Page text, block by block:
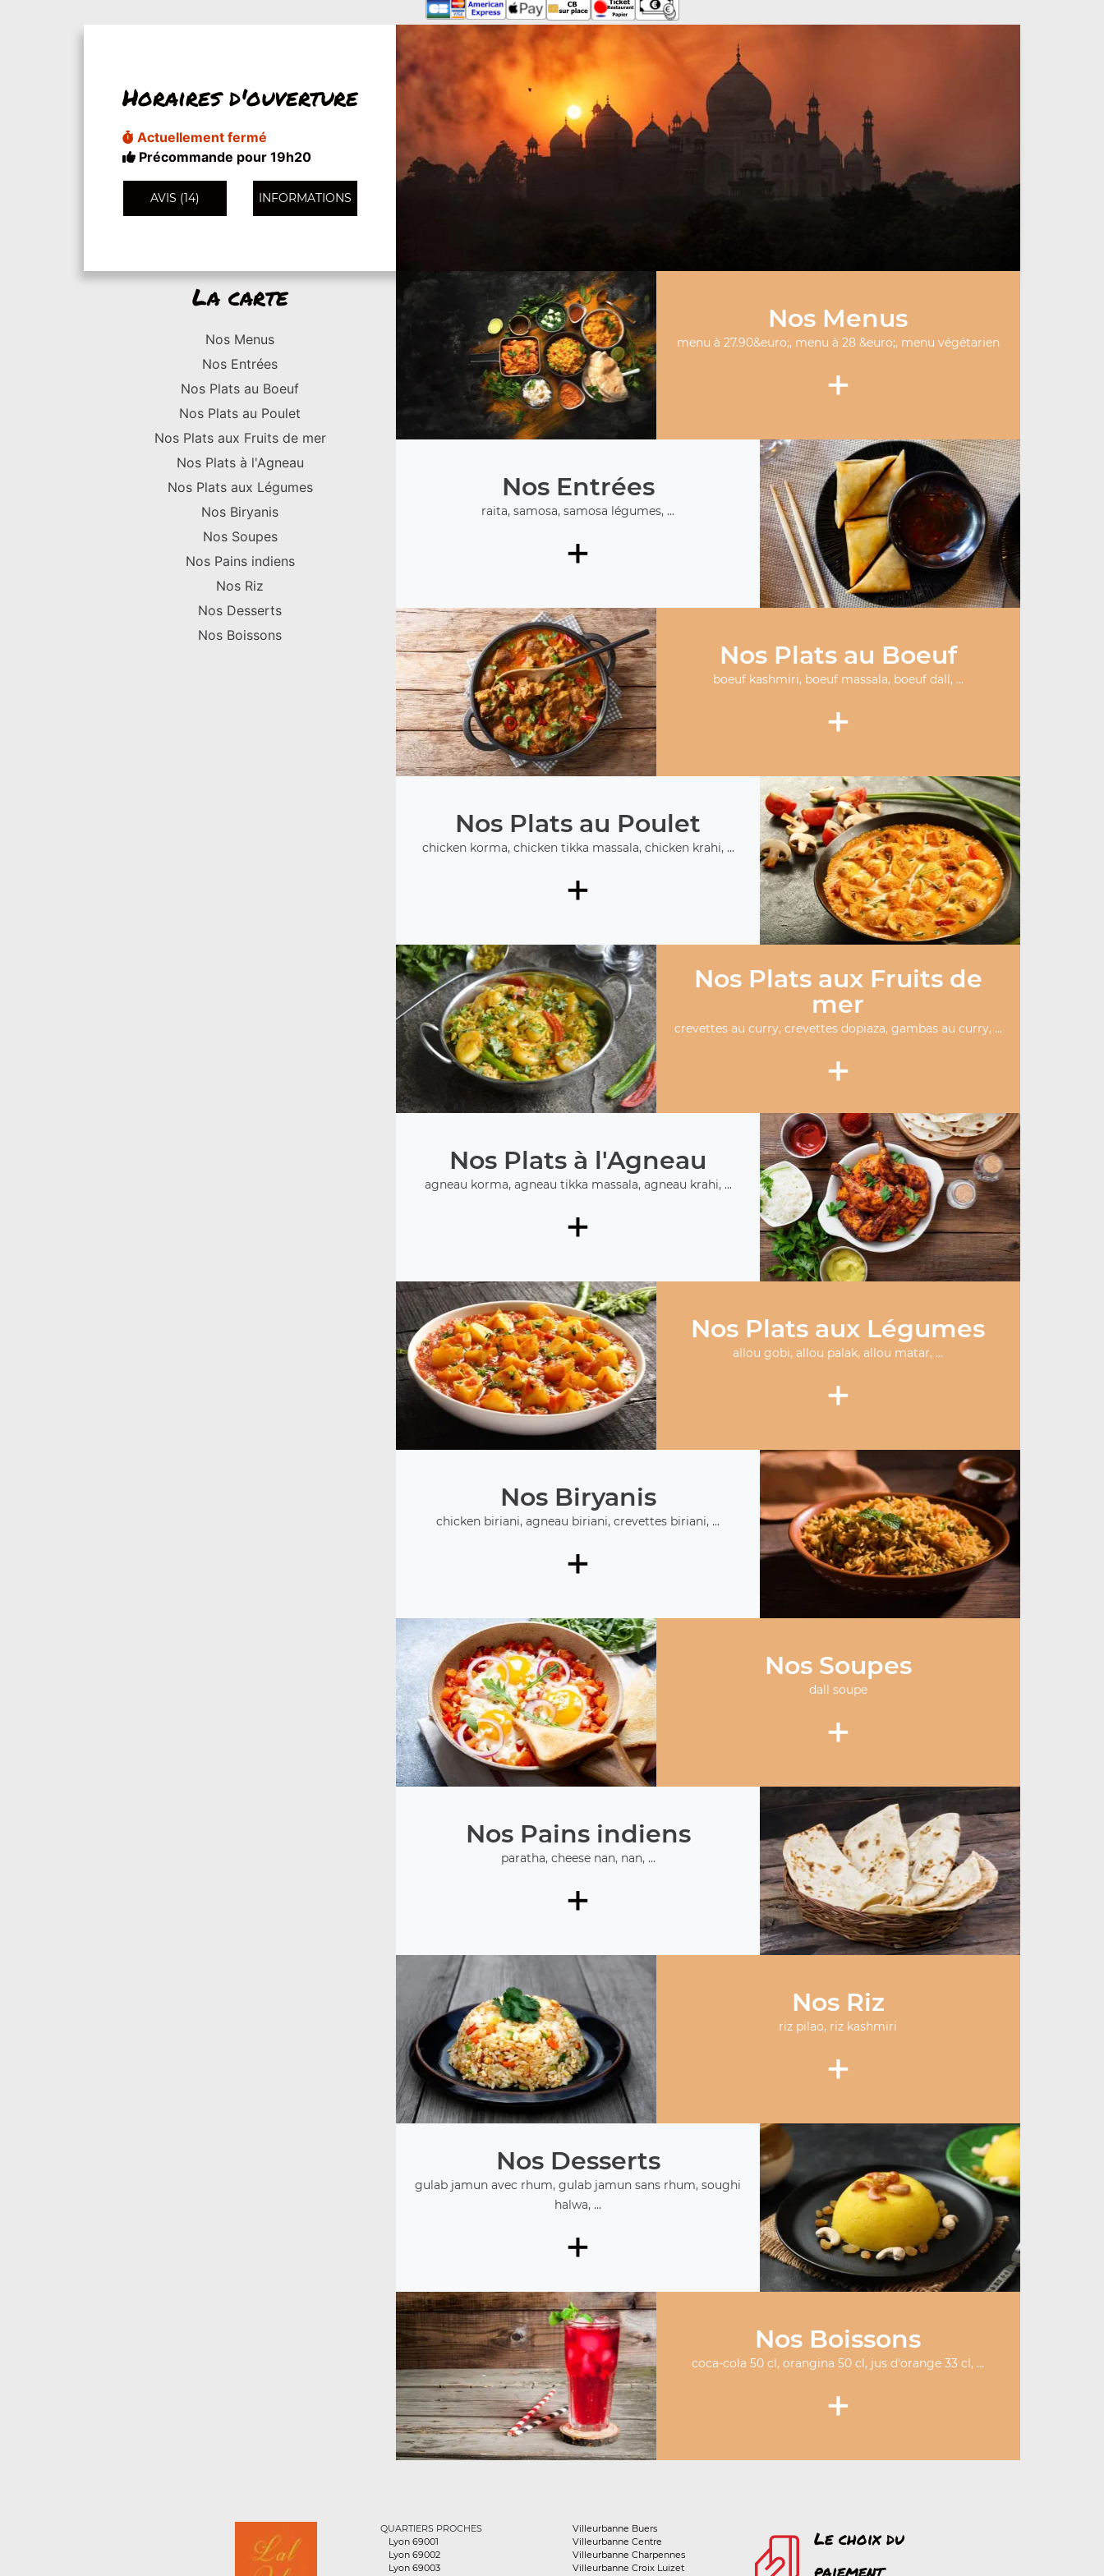
Horaires d'ouverture
Actuellement fermé
Précommande pour 19h20
AVIS (14) INFORMATIONS
La carte
Nos Menus
Nos Entrées
Nos Plats au Boeuf
Nos Plats au Poulet
Nos Plats aux Fruits de mer
Nos Plats à l'Agneau
Nos Plats aux Légumes
Nos Biryanis
Nos Soupes
Nos Pains indiens
Nos Riz
Nos Desserts
Nos Boissons
Nos Menus
menu à 27.90&euro;, menu à 28 &euro;, menu végétarien
+
Nos Entrées
raita, samosa, samosa légumes, ...
+
Nos Plats au Boeuf
boeuf kashmiri, boeuf massala, boeuf dall, ...
+
Nos Plats au Poulet
chicken korma, chicken tikka massala, chicken krahi, ...
+
Nos Plats aux Fruits de
mer
crevettes au curry, crevettes dopiaza, gambas au curry, ...
+
Nos Plats à l'Agneau
agneau korma, agneau tikka massala, agneau krahi, ...
+
Nos Plats aux Légumes
allou gobi, allou palak, allou matar, ...
+
Nos Biryanis
chicken biriani, agneau biriani, crevettes biriani, ...
+
Nos Soupes
dall soupe
+
Nos Pains indiens
paratha, cheese nan, nan, ...
+
Nos Riz
riz pilao, riz kashmiri
+
Nos Desserts
gulab jamun avec rhum, gulab jamun sans rhum, soughi
halwa, ...
+
Nos Boissons
coca-cola 50 cl, orangina 50 cl, jus d'orange 33 cl, ...
+
QUARTIERS PROCHES
Lyon 69001
Lyon 69002
Lyon 69003
Villeurbanne Buers
Villeurbanne Centre
Villeurbanne Charpennes
Villeurbanne Croix Luizet
Le choix du
paiement